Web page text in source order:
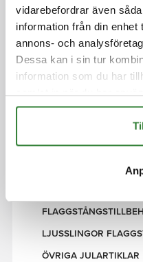
vidarebefordrar även
information från din
annons- och
Dessa kan i sin tur
information som du har
GLIMMA
XMAS
FAIRYBELL
FLAGGOR
SVENSKA
LJUSSLINGOR
ÖVRIGA JULARTIKLAR